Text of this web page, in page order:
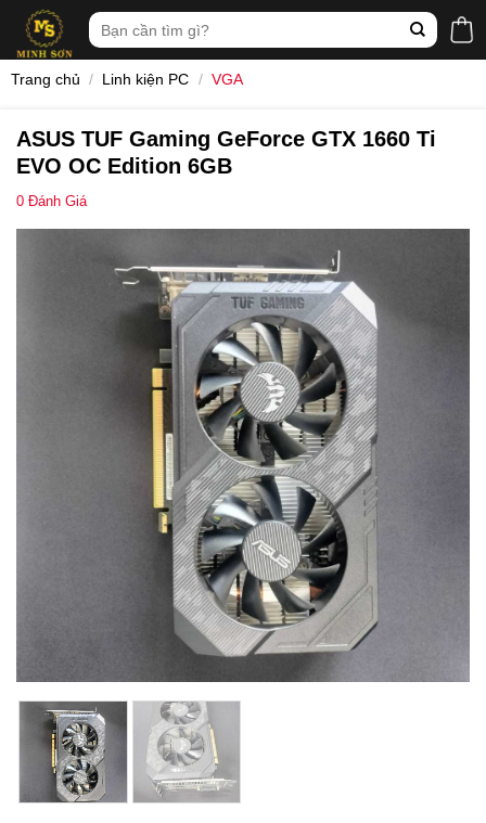
content
Tìm
kiếm:
Trang chủ / Linh kiện PC / VGA
ASUS TUF Gaming GeForce GTX 1660 Ti
EVO OC Edition 6GB
0 Đánh Giá